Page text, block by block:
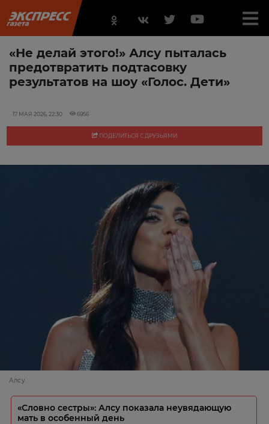
«Не делай этого!» Алсу пыталась
предотвратить подтасовку
результатов на шоу «Голос. Дети»
17 МАЯ 2026, 22:30 6956
ПОДЕЛИТЬСЯ С ДРУЗЬЯМИ
Алсу
«Словно сестры»: Алсу показала неувядающую
мать в особенный день